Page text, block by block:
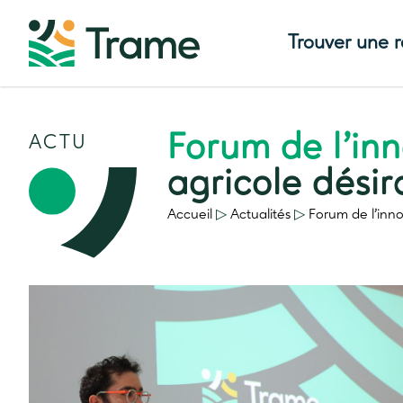
Trouver une
ACTU
Forum de
agricole
Accueil ▷ Actualités ▷ Forum de